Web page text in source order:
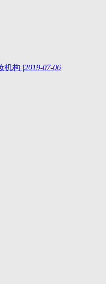
机构 |2019-07-06